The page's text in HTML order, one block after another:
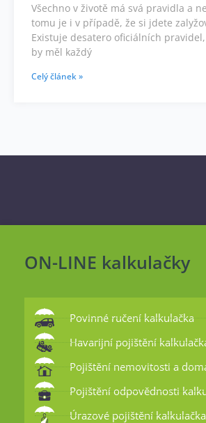
Všechno v životě má svá pravidla a
tomu je i v případě, že si jdete
Existuje desatero oficiálních
by měl každý
Celý článek »
ON-LINE kalkulačky
Povinné ručení kalkulačka
Havarijní pojištění
Pojištění nemovitosti a
Pojištění odpovědnosti
Úrazové pojištění kalkulačka